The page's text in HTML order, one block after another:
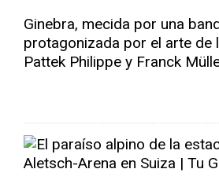
Ginebra, mecida por una
protagonizada por el arte de
Pattek Philippe y Franck